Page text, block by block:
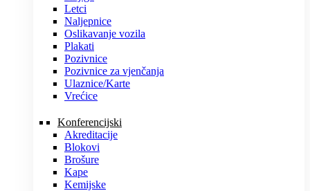
Letci
Naljepnice
Oslikavanje vozila
Plakati
Pozivnice
Pozivnice za vjenčanja
Ulaznice/Karte
Vrećice
Konferencijski
Akreditacije
Blokovi
Brošure
Kape
Kemijske